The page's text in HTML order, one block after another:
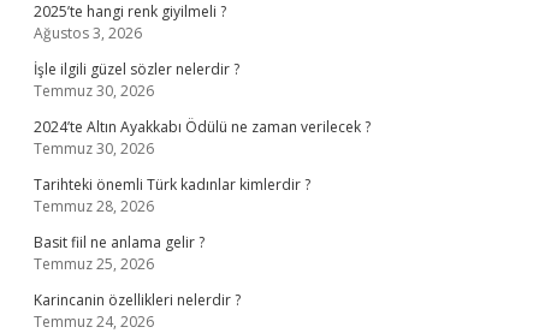
2025’te hangi renk giyilmeli ?
Ağustos 3, 2026
İşle ilgili güzel sözler nelerdir ?
Temmuz 30, 2026
2024’te Altın Ayakkabı Ödülü ne zaman verilecek ?
Temmuz 30, 2026
Tarihteki önemli Türk kadınlar kimlerdir ?
Temmuz 28, 2026
Basit fiil ne anlama gelir ?
Temmuz 25, 2026
Karincanin özellikleri nelerdir ?
Temmuz 24, 2026